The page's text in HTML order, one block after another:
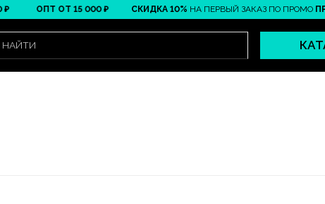
СКИДКА 10%НА ПЕРВЫЙ ЗАКАЗ ПО ПРОМО
ОПТ ОТ 15 000 ₽